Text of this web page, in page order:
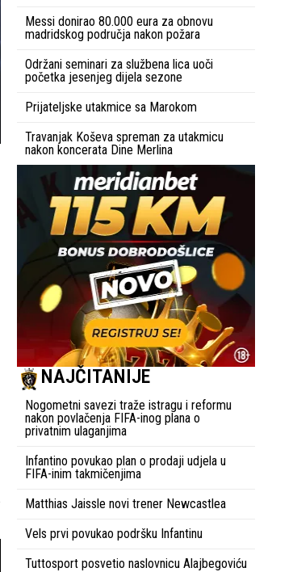
Messi donirao 80.000 eura za obnovu
madridskog područja nakon požara
Održani seminari za službena lica uoči
početka jesenjeg dijela sezone
Prijateljske utakmice sa Marokom
Travanjak Koševa spreman za utakmicu
nakon koncerata Dine Merlina
NAJČITANIJE
Nogometni savezi traže istragu i reformu
nakon povlačenja FIFA-inog plana o
privatnim ulaganjima
Infantino povukao plan o prodaji udjela u
FIFA-inim takmičenjima
Matthias Jaissle novi trener Newcastlea
Vels prvi povukao podršku Infantinu
Tuttosport posvetio naslovnicu Alajbegoviću